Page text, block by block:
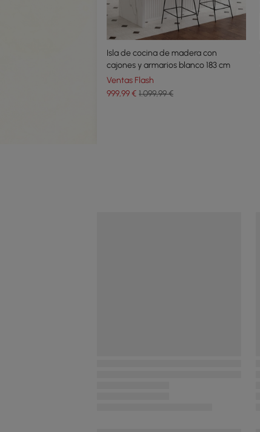
Isla de cocina de madera con
cajones y armarios blanco 183 cm
Ventas Flash
999,99€ 1.099,99 €